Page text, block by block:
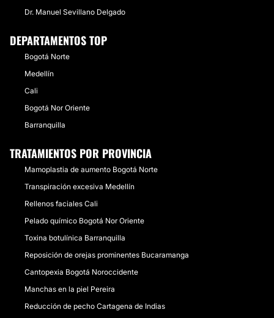
Dr. Manuel Sevillano Delgado
DEPARTAMENTOS TOP
Bogotá Norte
Medellín
Cali
Bogotá Nor Oriente
Barranquilla
TRATAMIENTOS POR PROVINCIA
Mamoplastia de aumento Bogotá Norte
Transpiración excesiva Medellín
Rellenos faciales Cali
Pelado químico Bogotá Nor Oriente
Toxina botulínica Barranquilla
Reposición de orejas prominentes Bucaramanga
Cantopexia Bogotá Noroccidente
Manchas en la piel Pereira
Reducción de pecho Cartagena de Indias